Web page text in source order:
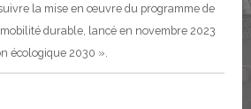
la mise en œuvre du programme de
durable, lancé en novembre 2023
écologique 2030 ».